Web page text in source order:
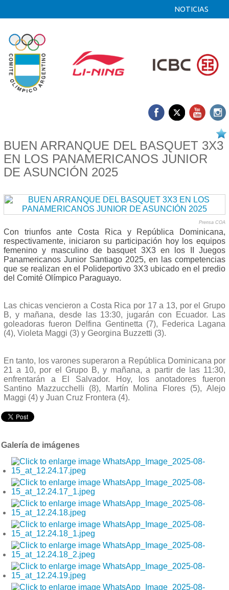
NOTICIAS
BUEN ARRANQUE DEL BASQUET 3X3
EN LOS PANAMERICANOS JUNIOR
DE ASUNCIÓN 2025
Prensa COA
Con triunfos ante Costa Rica y República Dominicana,
respectivamente, iniciaron su participación hoy los equipos
femenino y masculino de basquet 3X3 en los II Juegos
Panamericanos Junior Santiago 2025, en las competencias
que se realizan en el Polideportivo 3X3 ubicado en el predio
del Comité Olímpico Paraguayo.
Las chicas vencieron a Costa Rica por 17 a 13, por el Grupo
B, y mañana, desde las 13:30, jugarán con Ecuador. Las
goleadoras fueron Delfina Gentinetta (7), Federica Lagana
(4), Violeta Maggi (3) y Georgina Buzzetti (3).
En tanto, los varones superaron a República Dominicana por
21 a 10, por el Grupo B, y mañana, a partir de las 11:30,
enfrentarán a El Salvador. Hoy, los anotadores fueron
Santino Mazzucchelli (8), Martín Molina Flores (5), Alejo
Maggi (4) y Juan Cruz Frontera (4).
Galería de imágenes